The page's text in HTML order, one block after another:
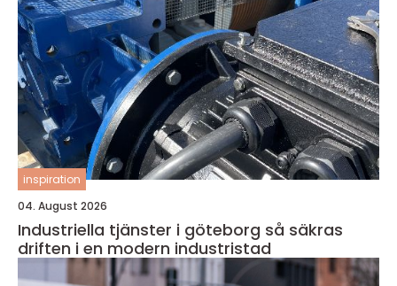
inspiration
04. August 2026
Industriella tjänster i göteborg så säkras
driften i en modern industristad